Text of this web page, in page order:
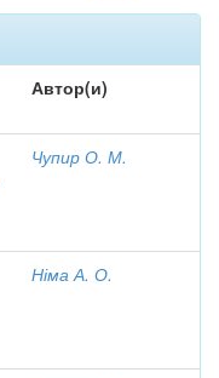
Автор(и)
Чупир О. М.
Німа А. О.